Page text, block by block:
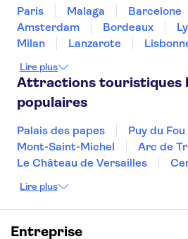
Paris Malaga Barcelone
Amsterdam
Bordeaux
Milan
Lanzarote
Dubai
Copenhague
Lire plus
Attractions touristiques
populaires
Palais des papes
Puy du
Mont-Saint-Michel
Arc de
Le Château de Versailles
La Chapelle Sixtine
La Sagrada Familia
Musée
Statue de la Liberté
Lire plus
Entreprise